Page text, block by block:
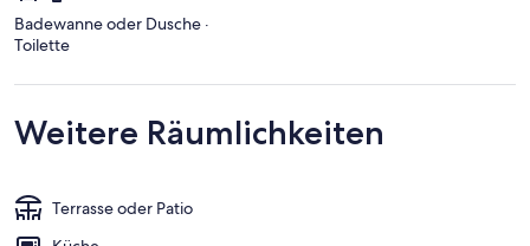
Badewanne oder Dusche ·
Toilette
Weitere Räumlichkeiten
Terrasse oder Patio